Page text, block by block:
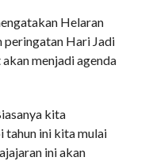
Helaran
peringatan Hari Jadi
menjadi agenda
kita
tahun ini kita mulai
ini akan